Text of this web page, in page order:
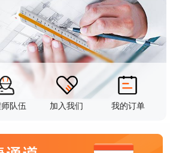
队伍 加入我们 我的订单